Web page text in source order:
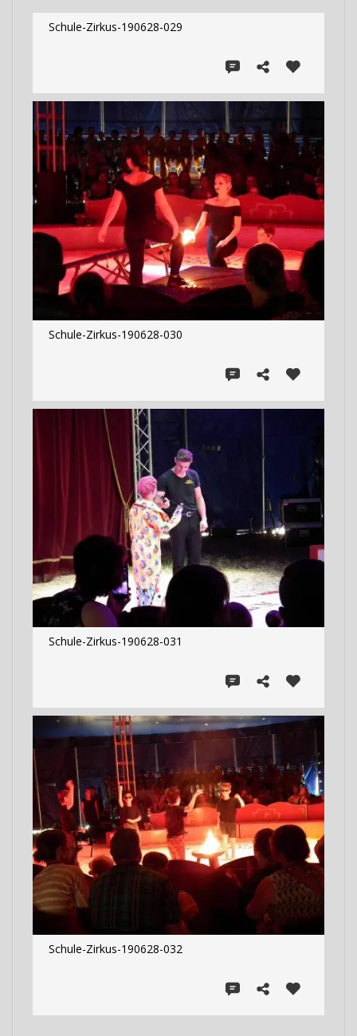
Schule-Zirkus-190628-029
Schule-Zirkus-190628-030
Schule-Zirkus-190628-031
Schule-Zirkus-190628-032